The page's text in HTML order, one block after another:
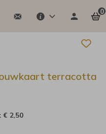
0
terracotta
€ 2,50